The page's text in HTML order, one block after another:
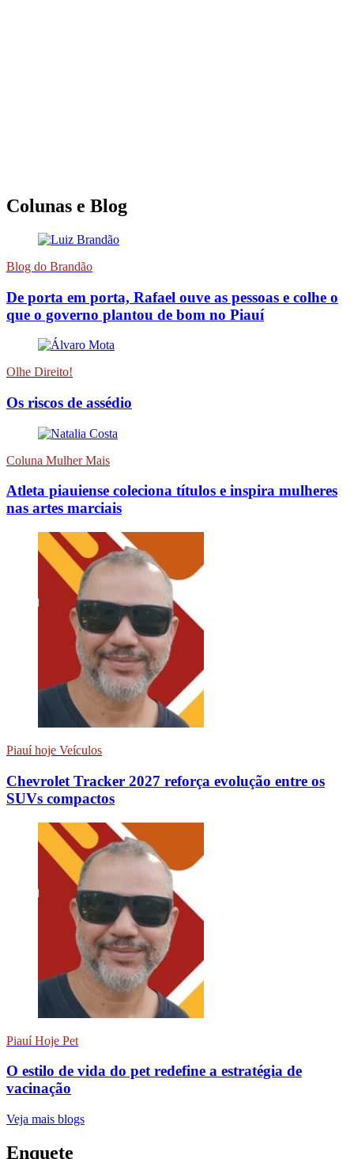
Colunas e Blog
Blog do Brandão
De porta em porta, Rafael ouve as pessoas e colhe o
que o governo plantou de bom no Piauí
Olhe Direito!
Os riscos de assédio
Coluna Mulher Mais
Atleta piauiense coleciona títulos e inspira mulheres
nas artes marciais
Piauí hoje Veículos
Chevrolet Tracker 2027 reforça evolução entre os
SUVs compactos
Piauí Hoje Pet
O estilo de vida do pet redefine a estratégia de
vacinação
Veja mais blogs
Enquete